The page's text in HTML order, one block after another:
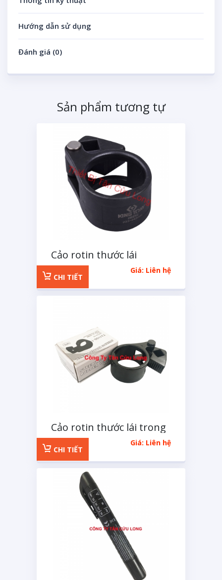
Hướng dẫn sử dụng
Đánh giá (0)
Sản phẩm tương tự
Cảo rotin thước lái
Kingtony 42-50mmGiá: Liên hệ
CHI TIẾT
Cảo rotin thước lái trong
Nedra tool
Giá: Liên hệ
CHI TIẾT